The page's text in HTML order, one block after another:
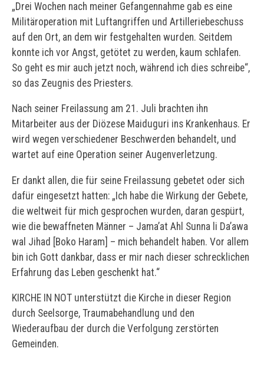
„Drei Wochen nach meiner Gefangennahme gab es eine
Militäroperation mit Luftangriffen und Artilleriebeschuss
auf den Ort, an dem wir festgehalten wurden. Seitdem
konnte ich vor Angst, getötet zu werden, kaum schlafen.
So geht es mir auch jetzt noch, während ich dies schreibe“,
so das Zeugnis des Priesters.
Nach seiner Freilassung am 21. Juli brachten ihn
Mitarbeiter aus der Diözese Maiduguri ins Krankenhaus. Er
wird wegen verschiedener Beschwerden behandelt, und
wartet auf eine Operation seiner Augenverletzung.
Er dankt allen, die für seine Freilassung gebetet oder sich
dafür eingesetzt hatten: „Ich habe die Wirkung der Gebete,
die weltweit für mich gesprochen wurden, daran gespürt,
wie die bewaffneten Männer – Jama’at Ahl Sunna li Da’awa
wal Jihad [Boko Haram] – mich behandelt haben. Vor allem
bin ich Gott dankbar, dass er mir nach dieser schrecklichen
Erfahrung das Leben geschenkt hat.“
KIRCHE IN NOT unterstützt die Kirche in dieser Region
durch Seelsorge, Traumabehandlung und den
Wiederaufbau der durch die Verfolgung zerstörten
Gemeinden.